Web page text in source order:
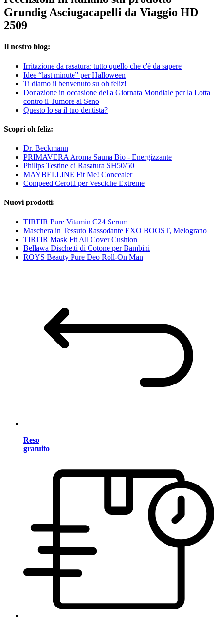
Grundig Asciugacapelli da Viaggio HD
2509
Il nostro blog:
Irritazione da rasatura: tutto quello che c'è da sapere
Idee “last minute” per Halloween
Ti diamo il benvenuto su oh feliz!
Donazione in occasione della Giornata Mondiale per la Lotta
contro il Tumore al Seno
Questo lo sa il tuo dentista?
Scopri oh feliz:
Dr. Beckmann
PRIMAVERA Aroma Sauna Bio - Energizzante
Philips Testine di Rasatura SH50/50
MAYBELLINE Fit Me! Concealer
Compeed Cerotti per Vesciche Extreme
Nuovi prodotti:
TIRTIR Pure Vitamin C24 Serum
Maschera in Tessuto Rassodante EXO BOOST, Melograno
TIRTIR Mask Fit All Cover Cushion
Bellawa Dischetti di Cotone per Bambini
ROYS Beauty Pure Deo Roll-On Man
Reso
gratuito